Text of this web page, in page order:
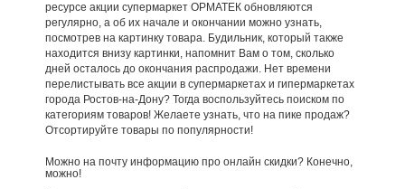
ресурсе акции супермаркет ОРМАТЕК обновляются
регулярно, а об их начале и окончании можно узнать,
посмотрев на картинку товара. Будильник, который также
находится внизу картинки, напомнит Вам о том, сколько
дней осталось до окончания распродажи. Нет времени
перелистывать все акции в супермаркетах и гипермаркетах
города Ростов-на-Дону? Тогда воспользуйтесь поиском по
категориям товаров! Желаете узнать, что на пике продаж?
Отсортируйте товары по популярности!
Можно на почту информацию про онлайн скидки? Конечно,
можно!